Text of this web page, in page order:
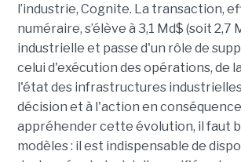
l’industrie, Cognite. La transaction,
numéraire, s’élève à 3,1 Md$ (soit 2,7
industrielle et passe d'un rôle de
celui d'exécution des opérations, de
l'état des infrastructures industrielles
décision et à l'action en
appréhender cette évolution, il faut
modèles : il est indispensable de